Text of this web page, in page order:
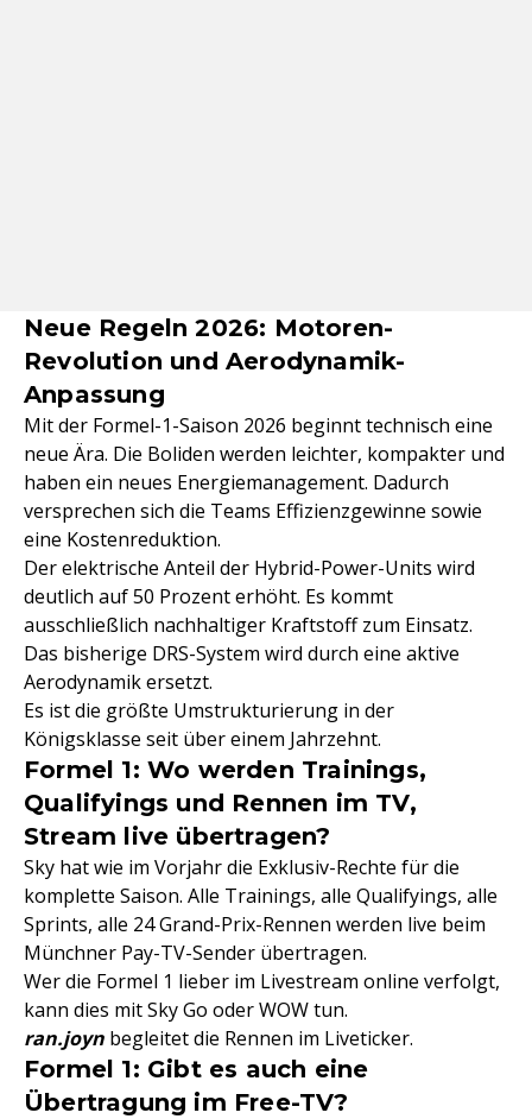
Neue Regeln 2026: Motoren-
Revolution und Aerodynamik-
Anpassung
Mit der Formel-1-Saison 2026 beginnt technisch eine
neue Ära. Die Boliden werden leichter, kompakter und
haben ein neues Energiemanagement. Dadurch
versprechen sich die Teams Effizienzgewinne sowie
eine Kostenreduktion.
Der elektrische Anteil der Hybrid-Power-Units wird
deutlich auf 50 Prozent erhöht. Es kommt
ausschließlich nachhaltiger Kraftstoff zum Einsatz.
Das bisherige DRS-System wird durch eine aktive
Aerodynamik ersetzt.
Es ist die größte Umstrukturierung in der
Königsklasse seit über einem Jahrzehnt.
Formel 1: Wo werden Trainings,
Qualifyings und Rennen im TV,
Stream live übertragen?
Sky hat wie im Vorjahr die Exklusiv-Rechte für die
komplette Saison. Alle Trainings, alle Qualifyings, alle
Sprints, alle 24 Grand-Prix-Rennen werden live beim
Münchner Pay-TV-Sender übertragen.
Wer die Formel 1 lieber im Livestream online verfolgt,
kann dies mit Sky Go oder WOW tun.
ran.joyn begleitet die Rennen im Liveticker.
Formel 1: Gibt es auch eine
Übertragung im Free-TV?